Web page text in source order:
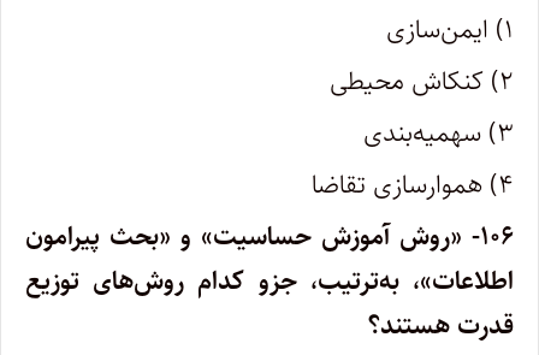
۱) ایمن‌سازی
۲) کنکاش محیطی
۳) سهمیه‌بندی
۴) هموارسازی تقاضا
۱۰۶- «روش آموزش حساسیت» و «بحث پیرامون
اطلاعات»، به‌ترتیب، جزو کدام روش‌های توزیع
قدرت هستند؟